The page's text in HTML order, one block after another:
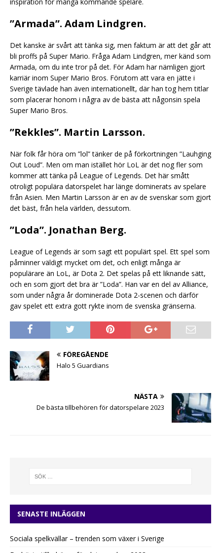
”Armada”. Adam Lindgren.
Det kanske är svårt att tänka sig, men faktum är att det går att
bli proffs på Super Mario. Fråga Adam Lindgren, mer känd som
Armada, om du inte tror på det. För Adam har nämligen gjort
karriär inom Super Mario Bros. Förutom att vara en jätte i
Sverige tävlade han även internationellt, där han tog hem titlar
som placerar honom i några av de bästa att någonsin spela
Super Mario Bros.
”Rekkles”. Martin Larsson.
När folk får höra om ”lol” tänker de på förkortningen ”Lauhging
Out Loud”. Men om man istället hör LoL är det nog fler som
kommer att tänka på League of Legends. Det här smått
otroligt populära datorspelet har länge dominerats av spelare
från Asien. Men Martin Larsson är en av de svenskar som gjort
det bäst, från hela världen, dessutom.
”Loda”. Jonathan Berg.
League of Legends är som sagt ett populärt spel. Ett spel som
påminner väldigt mycket om det, och enligt många är
populärare än LoL, är Dota 2. Det spelas på ett liknande sätt,
och en som gjort det bra är ”Loda”. Han var en del av Alliance,
som under några år dominerade Dota 2-scenen och därför
gav spelet ett extra gott rykte inom de svenska gränserna.
FÖREGÅENDE
Halo 5 Guardians
NÄSTA
De bästa tillbehören för datorspelare 2023
SENASTE INLÄGGEN
Sociala spelkvällar – trenden som växer i Sverige